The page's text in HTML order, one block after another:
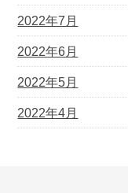
2022年7月
2022年6月
2022年5月
2022年4月